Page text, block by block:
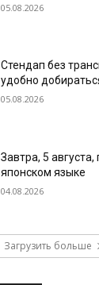
05.08.2026
Стендап без
удобно
05.08.2026
Завтра, 5
японском языке
04.08.2026
Загрузить больше